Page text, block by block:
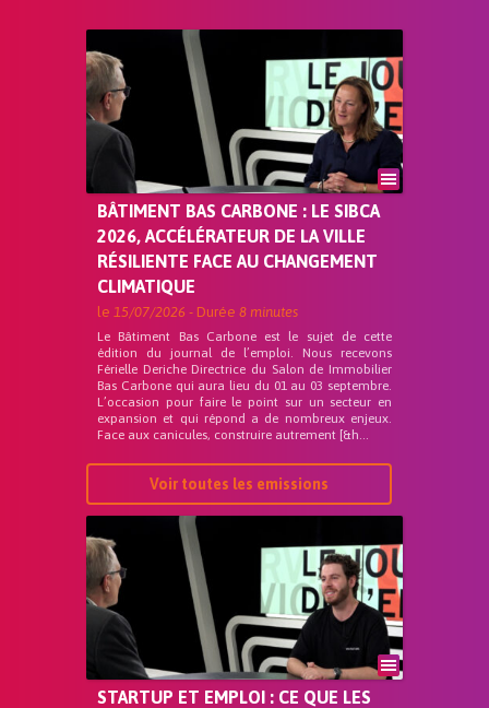
BÂTIMENT BAS CARBONE : LE SIBCA
2026, ACCÉLÉRATEUR DE LA VILLE
RÉSILIENTE FACE AU CHANGEMENT
CLIMATIQUE
le 15/07/2026 - Durée 8 minutes
Le Bâtiment Bas Carbone est le sujet de cette
édition du journal de l’emploi. Nous recevons
Férielle Deriche Directrice du Salon de Immobilier
Bas Carbone qui aura lieu du 01 au 03 septembre.
L’occasion pour faire le point sur un secteur en
expansion et qui répond a de nombreux enjeux.
Face aux canicules, construire autrement [&h...
Voir toutes les emissions
STARTUP ET EMPLOI : CE QUE LES